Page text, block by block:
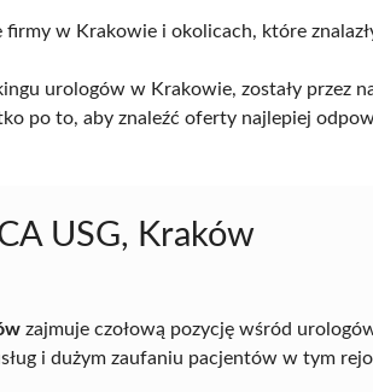
firmy w Krakowie i okolicach, które
urologów w Krakowie, zostały przez
po to, aby znaleźć oferty najlepiej
USG, Kraków
zajmuje czołową pozycję wśród
i dużym zaufaniu pacjentów w tym